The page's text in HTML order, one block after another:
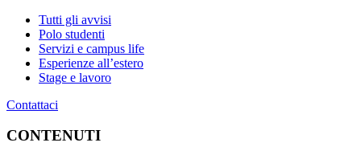
Tutti gli avvisi
Polo studenti
Servizi e campus life
Esperienze all’estero
Stage e lavoro
Contattaci
CONTENUTI